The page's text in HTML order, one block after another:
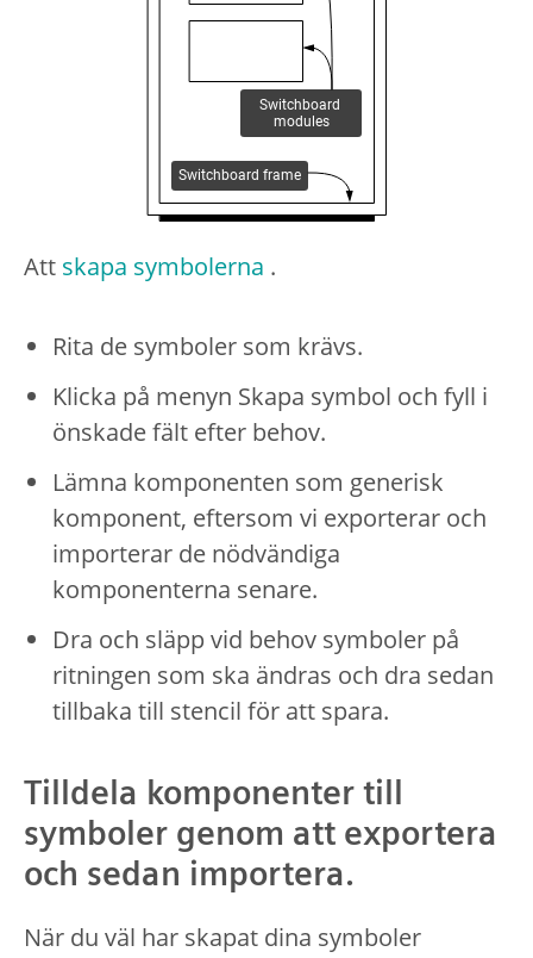
Att skapa symbolerna .
Rita de symboler som krävs.
Klicka på menyn Skapa symbol och fyll i
önskade fält efter behov.
Lämna komponenten som generisk
komponent, eftersom vi exporterar och
importerar de nödvändiga
komponenterna senare.
Dra och släpp vid behov symboler på
ritningen som ska ändras och dra sedan
tillbaka till stencil för att spara.
Tilldela komponenter till
symboler genom att exportera
och sedan importera.
När du väl har skapat dina symboler